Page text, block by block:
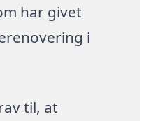
har givet
i
til, at